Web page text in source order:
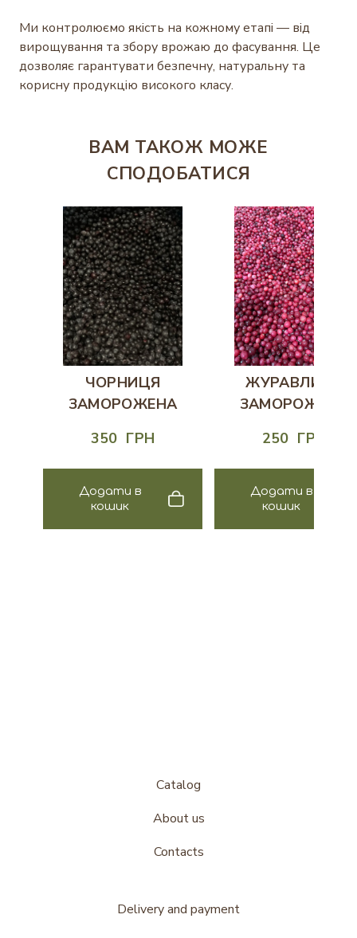
Ми контролюємо якість на кожному етапі — від
вирощування та збору врожаю до фасування. Це
дозволяє гарантувати безпечну, натуральну та
корисну продукцію високого класу.
ВАМ ТАКОЖ МОЖЕ
СПОДОБАТИСЯ
ЧОРНИЦЯ
ЗАМОРОЖЕНА
350  ГРН
Додати в
кошик
ЖУРАВЛИНА
ЗАМОРОЖЕНА
250  ГРН
Додати в
кошик
Catalog
About us
Contacts
Delivery and payment